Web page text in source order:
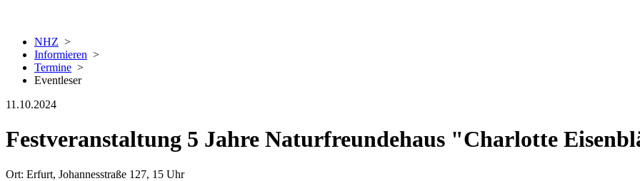
NHZ >
Informieren >
Termine >
Eventleser
11.10.2024
Festveranstaltung 5 Jahre Naturfreundehaus "Charlotte
Ort: Erfurt, Johannesstraße 127, 15 Uhr